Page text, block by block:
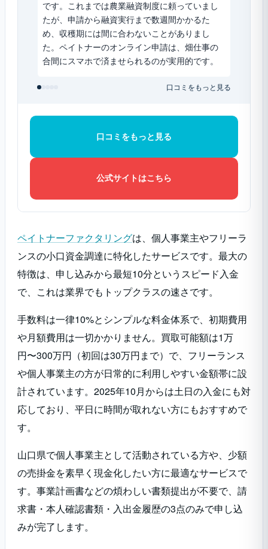
です。これまでは農業融資制度に頼っていまし
たが、申請から融資実行まで数週間かかるた
め、収穫期には間に合わないことがありまし
た。ペイトナーのオンライン申請は、畑仕事の
合間にスマホで済ませられるのが実用的です。
口コミをもっと見る
口コミをもっと見る
公式サイトはこちら
ペイトナーファクタリングは、個人事業主やフリーラ
ンスの小口資金調達に特化したサービスです。最大の
特徴は、申し込みから最短10分というスピード入金
で、これは業界でもトップクラスの速さです。
手数料は一律10%とシンプルな料金体系で、初期費用
や月額費用は一切かかりません。買取可能額は1万
円〜300万円（初回は30万円まで）で、フリーランス
や個人事業主の方が日常的に利用しやすい金額帯に設
計されています。2025年10月からは土日の入金にも対
応しており、平日に時間が取れない方にもおすすめで
す。
山口県で個人事業主として活動されている方や、少額
の売掛金を素早く現金化したい方に最適なサービスで
す。事業計画書などの煩わしい書類提出が不要で、請
求書・本人確認書類・入出金履歴の3点のみで申し込
みが完了します。